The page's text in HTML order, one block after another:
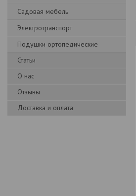
Садовая мебель
Электротранспорт
Подушки ортопедические
Статьи
О нас
Отзывы
Доставка и оплата